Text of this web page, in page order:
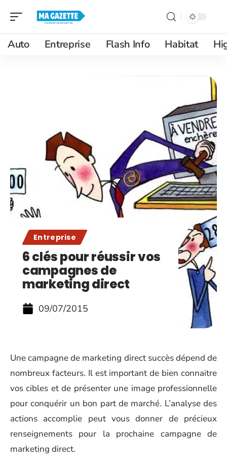
Auto Entreprise Flash Info Habitat
Entreprise
6 clés pour réussir vos
campagnes de
marketing direct
09/07/2015
Une campagne de marketing direct succès dépend de
nombreux facteurs. Il est important de bien connaitre
vos cibles et de présenter une image professionnelle
pour conquérir un bon part de marché. L’analyse des
actions accomplie peut vous donner de précieux
renseignements pour la prochaine campagne de
marketing direct.